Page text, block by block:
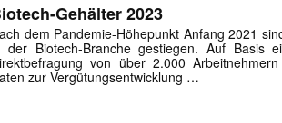
Gehälter 2023
dem Pandemie-Höhepunkt Anfang 2021
der Biotech-Branche gestiegen. Auf Basis
von über 2.000
zur Vergütungsentwicklung …